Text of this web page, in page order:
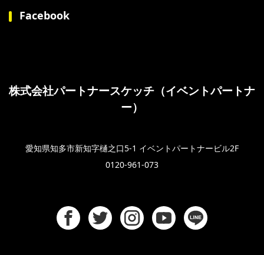
Facebook
株式会社パートナースケッチ（イベントパートナ
ー）
愛知県知多市新知字樋之口5-1 イベントパートナービル2F
0120-961-073